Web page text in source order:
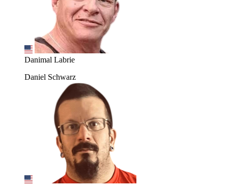
Danimal Labrie
Daniel Schwarz